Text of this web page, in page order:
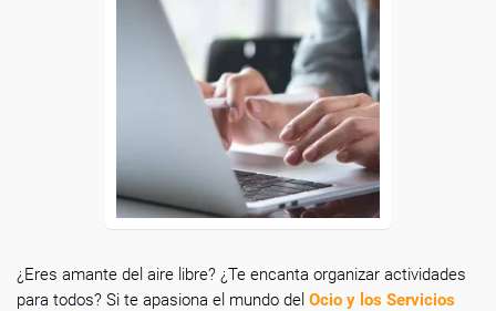
¿Eres amante del aire libre? ¿Te encanta organizar actividades
para todos? Si te apasiona el mundo del Ocio y los Servicios